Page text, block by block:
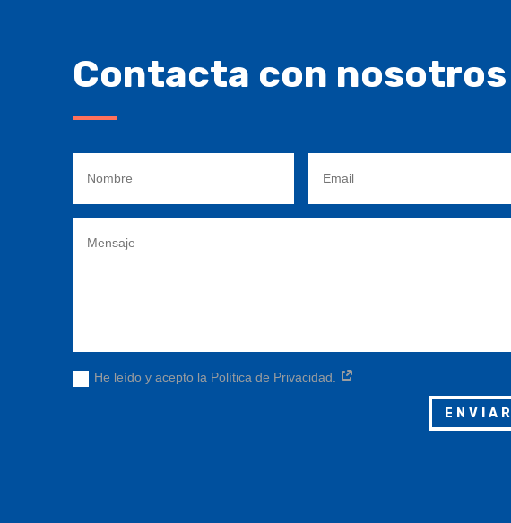
Contacta con nosotros
He leído y acepto la Política de Privacidad.
ENVIAR